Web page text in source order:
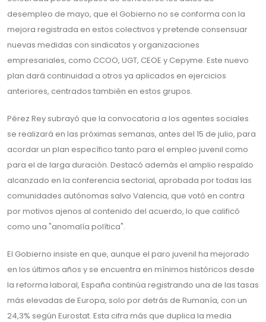
desempleo de mayo, que el Gobierno no se conforma con la
mejora registrada en estos colectivos y pretende consensuar
nuevas medidas con sindicatos y organizaciones
empresariales, como CCOO, UGT, CEOE y Cepyme. Este nuevo
plan dará continuidad a otros ya aplicados en ejercicios
anteriores, centrados también en estos grupos.
Pérez Rey subrayó que la convocatoria a los agentes sociales
se realizará en las próximas semanas, antes del 15 de julio, para
acordar un plan específico tanto para el empleo juvenil como
para el de larga duración. Destacó además el amplio respaldo
alcanzado en la conferencia sectorial, aprobada por todas las
comunidades autónomas salvo Valencia, que votó en contra
por motivos ajenos al contenido del acuerdo, lo que calificó
como una "anomalía política".
El Gobierno insiste en que, aunque el paro juvenil ha mejorado
en los últimos años y se encuentra en mínimos históricos desde
la reforma laboral, España continúa registrando una de las tasas
más elevadas de Europa, solo por detrás de Rumanía, con un
24,3% según Eurostat. Esta cifra más que duplica la media